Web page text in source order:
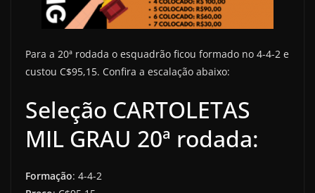
Para a 20ª rodada o esquadrão ficou formado no 4-4-2 e
custou C$95,15. Confira a escalação abaixo:
Seleção CARTOLETAS
MIL GRAU 20ª rodada:
Formação: 4-4-2